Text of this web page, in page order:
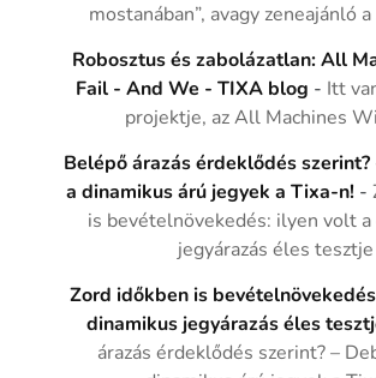
mostanában”, avagy zeneajánló
Robosztus és zabolázatlan: All
Fail - And We - TIXA blog - Itt
projektje, az All Machines
Belépő árazás érdeklődés
a dinamikus árú jegyek a Tixa-n! -
is bevételnövekedés: ilyen volt a
jegyárazás éles tesztje
Zord időkben is
dinamikus jegyárazás éles
árazás érdeklődés szerint? –